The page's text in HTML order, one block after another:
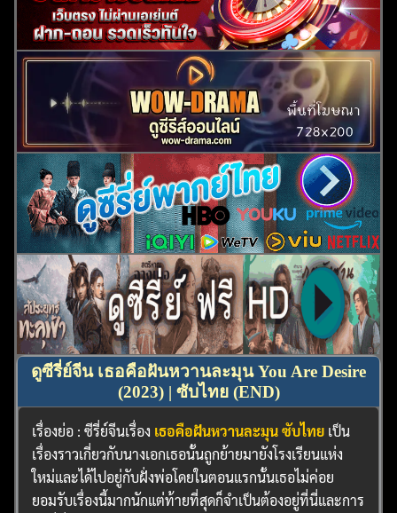
ดูซีรี่ย์จีน เธอคือฝันหวานละมุน You Are Desire
(2023) | ซับไทย (END)
เรื่องย่อ : ซีรี่ย์จีนเรื่อง เธอคือฝันหวานละมุน ซับไทย เป็น
เรื่องราวเกี่ยวกับนางเอกเธอนั้นถูกย้ายมายังโรงเรียนแห่ง
ใหม่และได้ไปอยู่กับฝั่งพ่อโดยในตอนแรกนั้นเธอไม่ค่อย
ยอมรับเรื่องนี้มากนักแต่ท้ายที่สุดก็จำเป็นต้องอยู่ที่นี่และการ